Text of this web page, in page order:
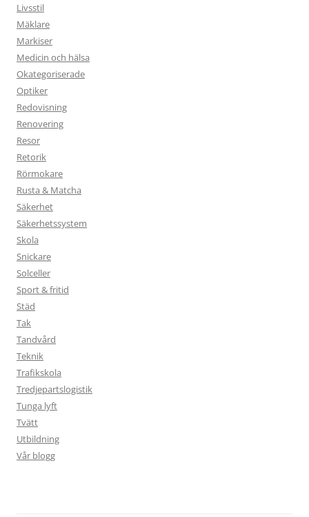
Livsstil
Mäklare
Markiser
Medicin och hälsa
Okategoriserade
Optiker
Redovisning
Renovering
Resor
Retorik
Rörmokare
Rusta & Matcha
Säkerhet
Säkerhetssystem
Skola
Snickare
Solceller
Sport & fritid
Städ
Tak
Tandvård
Teknik
Trafikskola
Tredjepartslogistik
Tunga lyft
Tvätt
Utbildning
Vår blogg